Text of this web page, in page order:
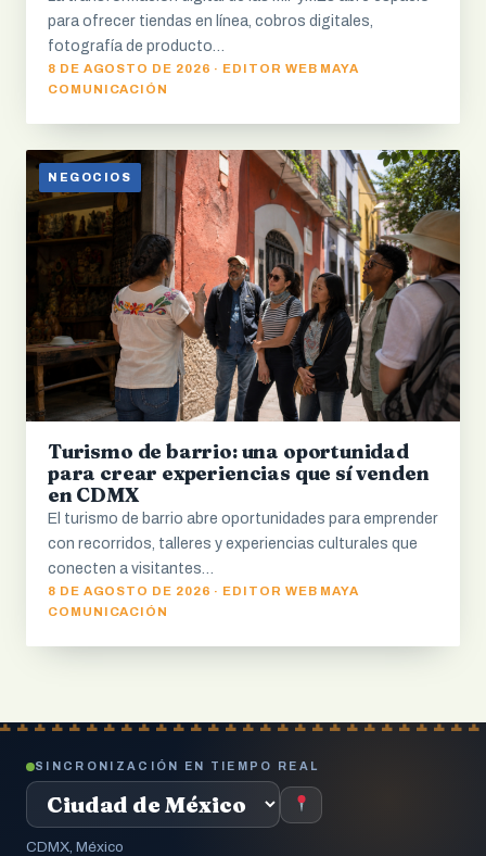
para ofrecer tiendas en línea, cobros digitales,
fotografía de producto…
8 DE AGOSTO DE 2026 · EDITOR WEB MAYA
COMUNICACIÓN
NEGOCIOS
Turismo de barrio: una oportunidad
para crear experiencias que sí venden
en CDMX
El turismo de barrio abre oportunidades para emprender
con recorridos, talleres y experiencias culturales que
conecten a visitantes…
8 DE AGOSTO DE 2026 · EDITOR WEB MAYA
COMUNICACIÓN
SINCRONIZACIÓN EN TIEMPO REAL
CDMX, México